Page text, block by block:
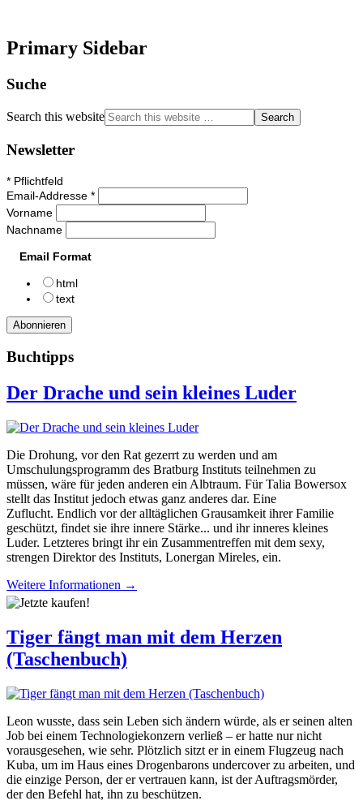
Primary Sidebar
Suche
Search this website
Newsletter
* Pflichtfeld
Email-Addresse *
Vorname
Nachname
Email Format
html
text
Buchtipps
Der Drache und sein kleines Luder
Die Drohung, vor den Rat gezerrt zu werden und am
Umschulungsprogramm des Bratburg Instituts teilnehmen zu
müssen, wäre für jeden anderen ein Albtraum. Für Talia Bowersox
stellt das Institut jedoch etwas ganz anderes dar. Eine
Zuflucht. Endlich vor der alltäglichen Grausamkeit ihrer Familie
geschützt, findet sie ihre innere Stärke... und ihr inneres kleines
Luder. Letzteres bringt ihr ein Zusammentreffen mit dem sexy,
strengen Direktor des Instituts, Lonergan Mireles, ein.
Weitere Informationen →
Tiger fängt man mit dem Herzen
(Taschenbuch)
Leon wusste, dass sein Leben sich ändern würde, als er seinen alten
Job bei einem Technologiekonzern verließ – er hatte nur nicht
vorausgesehen, wie sehr. Plötzlich sitzt er in einem Flugzeug nach
Kuba, um im Haus eines Drogenbarons undercover zu arbeiten, und
die einzige Person, der er vertrauen kann, ist der Auftragsmörder,
der den Befehl hat, ihn zu beschützen.